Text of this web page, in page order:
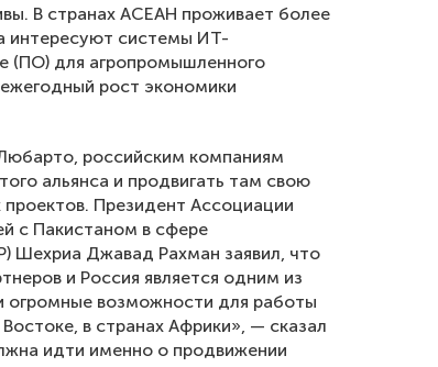
В странах АСЕАН проживает более
интересуют системы ИТ-
(ПО) для агропромышленного
рост экономики
российским компаниям
альянса и продвигать там свою
Президент Ассоциации
с Пакистаном в сфере
Шехриа Джавад Рахман заявил, что
и Россия является одним из
огромные возможности для работы
в странах Африки», — сказал
идти именно о продвижении